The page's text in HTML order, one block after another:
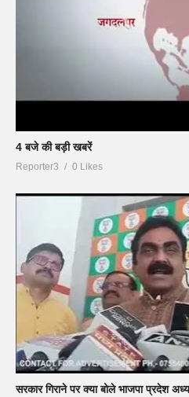
4 बजे की बड़ी खबरें
Reporter3 0 Likes
सरकार गिराने पर क्या बोले भाजपा प्रदेश